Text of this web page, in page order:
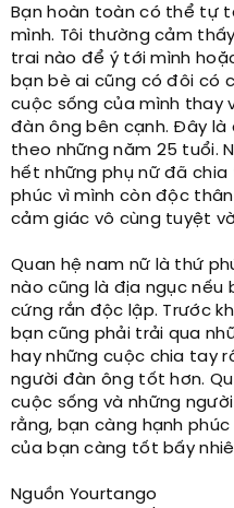
Bạn hoàn toàn có thể tự
mình. Tôi thường cảm
trai nào để ý tới mình
bạn bè ai cũng có đôi có
cuộc sống của mình thay
đàn ông bên cạnh. Đây
theo những năm 25 tuổi.
hết những phụ nữ đã
phúc vì mình còn độc
cảm giác vô cùng tuyệt
Quan hệ nam nữ là thứ
nào cũng là địa ngục nếu
cứng rắn độc lập. Trước
bạn cũng phải trải qua
hay những cuộc chia tay
người đàn ông tốt hơn.
cuộc sống và những
rằng, bạn càng hạnh
của bạn càng tốt bấy
Nguồn Yourtango